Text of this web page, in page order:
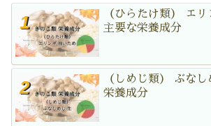
（ひらたけ類） エ
主要な栄養成分
（しめじ類） ぶな
栄養成分